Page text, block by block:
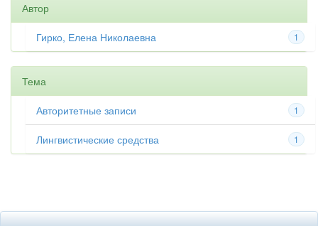
Автор
1
Гирко, Елена Николаевна
Тема
1
Авторитетные записи
1
Лингвистические средства